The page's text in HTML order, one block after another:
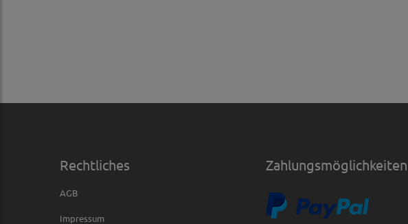
Rechtliches
AGB
Impressum
Zahlungsmöglichkeiten